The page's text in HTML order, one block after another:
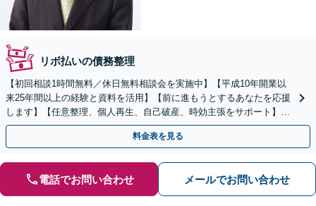
リボ払いの債務整理
【初回相談1時間無料／休日無料相談会を実施中】【平成10年開業以
来25年間以上の経験と資料を活用】【前に進もうとするあなたを応援
します】【任意整理、個人再生、自己破産、時効主張をサポート】
【地元弁護士ならではのリーズナブルな料金】
料金表を見る
電話でお問い合わせ メールでお問い合わせ